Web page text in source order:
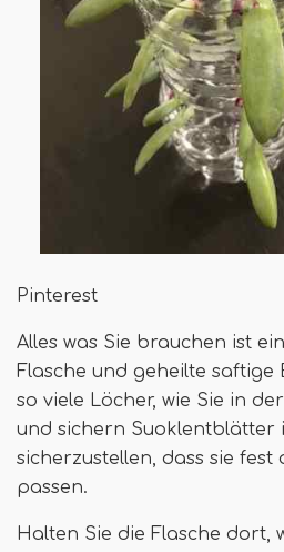
Pinterest
Alles was Sie brauchen ist
Flasche und geheilte saftige
so viele Löcher, wie Sie in
und sichern Suoklentblätter
sicherzustellen, dass sie fest
passen.
Halten Sie die Flasche dort,